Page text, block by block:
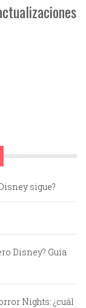
sigue?
Disney? Guía
Nights: ¿cuál